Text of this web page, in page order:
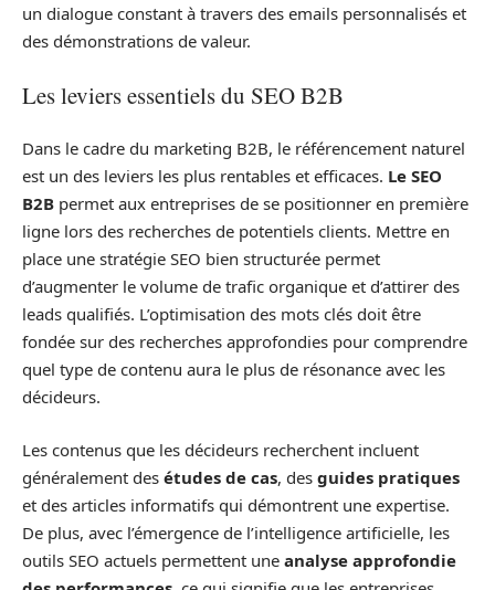
un dialogue constant à travers des emails personnalisés et
des démonstrations de valeur.
Les leviers essentiels du SEO B2B
Dans le cadre du marketing B2B, le référencement naturel
est un des leviers les plus rentables et efficaces. Le SEO
B2B permet aux entreprises de se positionner en première
ligne lors des recherches de potentiels clients. Mettre en
place une stratégie SEO bien structurée permet
d’augmenter le volume de trafic organique et d’attirer des
leads qualifiés. L’optimisation des mots clés doit être
fondée sur des recherches approfondies pour comprendre
quel type de contenu aura le plus de résonance avec les
décideurs.
Les contenus que les décideurs recherchent incluent
généralement des études de cas, des guides pratiques
et des articles informatifs qui démontrent une expertise.
De plus, avec l’émergence de l’intelligence artificielle, les
outils SEO actuels permettent une analyse approfondie